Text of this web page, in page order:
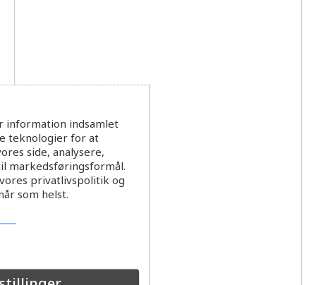
information indsamlet
teknologier for at
side, analysere,
markedsføringsformål.
privatlivspolitik og
som helst.